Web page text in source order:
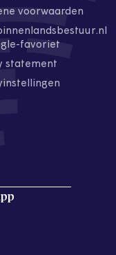
voorwaarden
favoriet
statement